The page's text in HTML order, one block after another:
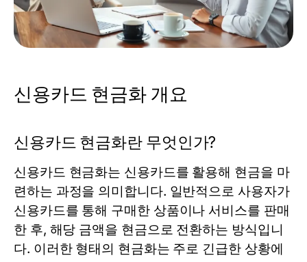
신용카드 현금화 개요
신용카드 현금화란 무엇인가?
신용카드 현금화는 신용카드를 활용해 현금을 마
련하는 과정을 의미합니다. 일반적으로 사용자가
신용카드를 통해 구매한 상품이나 서비스를 판매
한 후, 해당 금액을 현금으로 전환하는 방식입니
다. 이러한 형태의 현금화는 주로 긴급한 상황에